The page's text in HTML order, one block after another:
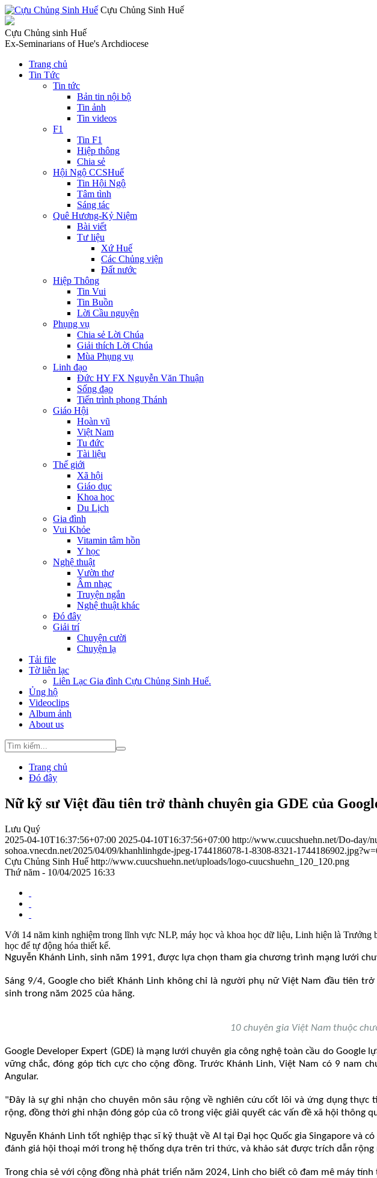
Cựu Chủng Sinh Huế
Cựu Chủng sinh Huế
Ex-Seminarians of Hue's Archdiocese
Trang chủ
Tin Tức
Tin tức
Bản tin nội bộ
Tin ảnh
Tin videos
F1
Tin F1
Hiệp thông
Chia sẻ
Hội Ngộ CCSHuế
Tin Hội Ngộ
Tâm tình
Sáng tác
Quê Hương-Kỷ Niệm
Bài viết
Tư liệu
Xứ Huế
Các Chủng viện
Đất nước
Hiệp Thông
Tin Vui
Tin Buồn
Lời Cầu nguyện
Phụng vụ
Chia sẻ Lời Chúa
Giải thích Lời Chúa
Mùa Phụng vụ
Linh đạo
Đức HY FX Nguyễn Văn Thuận
Sống đạo
Tiến trình phong Thánh
Giáo Hội
Hoàn vũ
Việt Nam
Tu đức
Tài liệu
Thế giới
Xã hội
Giáo dục
Khoa học
Du Lịch
Gia đình
Vui Khỏe
Vitamin tâm hồn
Y học
Nghệ thuật
Vườn thơ
Âm nhạc
Truyện ngắn
Nghệ thuật khác
Đó đây
Giải trí
Chuyện cười
Chuyện lạ
Tải file
Tờ liên lạc
Liên Lạc Gia đình Cựu Chủng Sinh Huế.
Ủng hộ
Videoclips
Album ảnh
About us
Trang chủ
Đó đây
Nữ kỹ sư Việt đầu tiên trở thành chuyên gia GDE của
Lưu Quý
2025-04-10T16:37:56+07:00 2025-04-10T16:37:56+07:00 http://www.cuucshuehn.net/Do-day/
sohoa.vnecdn.net/2025/04/09/khanhlinhgde-jpeg-1744186078-1-8308-8321-
Cựu Chủng Sinh Huế http://www.cuucshuehn.net/uploads/logo-cuucshuehn_120_120.png
Thứ năm - 10/04/2025 16:33
Với 14 năm kinh nghiệm trong lĩnh vực NLP, máy học và khoa học dữ liệu, Linh hiện là
học để tự động hóa thiết kế.
Nguyễn Khánh Linh, sinh năm 1991, được lựa chọn tham gia chương trình mạng lưới
Sáng 9/4, Google cho biết Khánh Linh không chỉ là người phụ nữ Việt Nam đầu tiên
sinh trong năm 2025 của hãng.
10 chuyên gia Việt Nam thuộc
Google Developer Expert (GDE) là mạng lưới chuyên gia công nghệ toàn cầu do
vững chắc, đóng góp tích cực cho cộng đồng. Trước Khánh Linh, Việt Nam có 9 nam
Angular.
"Đây là sự ghi nhận cho chuyên môn sâu rộng về nghiên cứu cốt lõi và ứng dụng
rộng, đồng thời ghi nhận đóng góp của cô trong việc giải quyết các vấn đề xã hội thông
Nguyễn Khánh Linh tốt nghiệp thạc sĩ kỹ thuật về AI tại Đại học Quốc gia Singapore và
đánh giá hội thoại mới trong hệ thống dựa trên tri thức, và khảo sát được trích dẫn
Trong chia sẻ với cộng đồng nhà phát triển năm 2024, Linh cho biết cô đam mê máy